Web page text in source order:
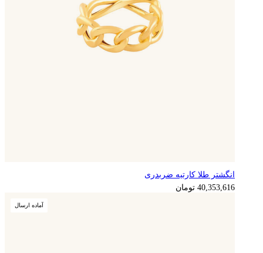
10,088,404 تومان
انگشتر طلا کارتیه ضربدری
40,353,616 تومان
آماده ارسال